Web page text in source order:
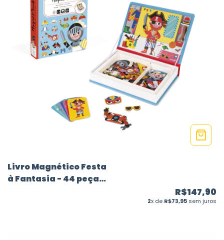
Livro Magnético Festa
à Fantasia - 44 peças
R$147,90
2x de R$73,95 sem juros